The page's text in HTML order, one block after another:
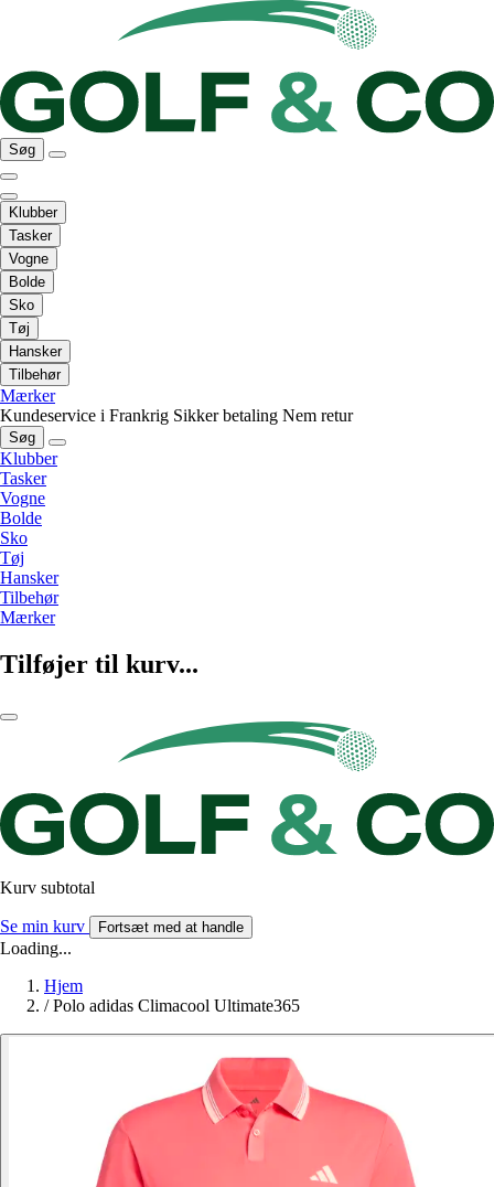
Søg
Klubber
Tasker
Vogne
Bolde
Sko
Tøj
Hansker
Tilbehør
Mærker
Kundeservice i Frankrig Sikker betaling Nem retur
Søg
Klubber
Tasker
Vogne
Bolde
Sko
Tøj
Hansker
Tilbehør
Mærker
Tilføjer til kurv...
Kurv subtotal
Se min kurv Fortsæt med at handle
Loading...
Hjem
/ Polo adidas Climacool Ultimate365